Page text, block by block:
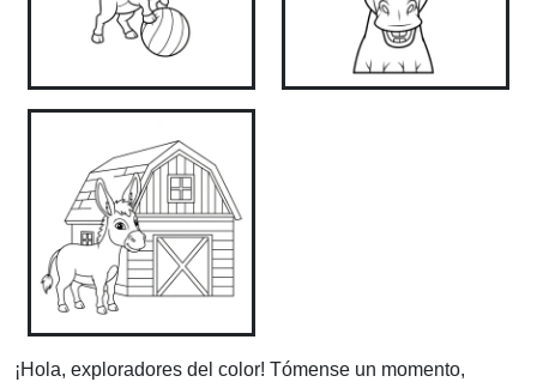
¡Hola, exploradores del color! Tómense un momento,